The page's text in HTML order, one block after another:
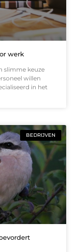
werk
slimme keuze
willen
in het
BEDRIJVEN